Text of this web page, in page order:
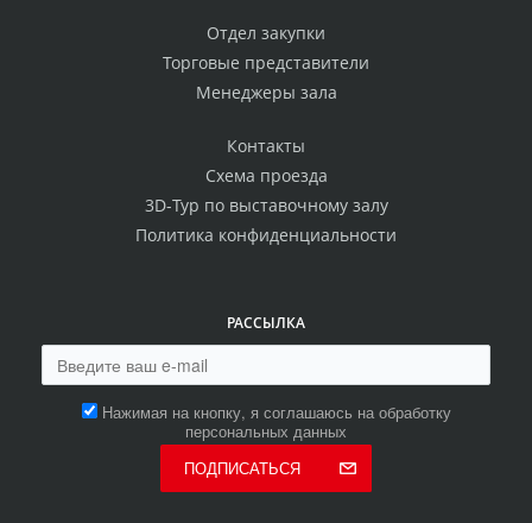
Отдел закупки
Торговые представители
Менеджеры зала
Контакты
Схема проезда
3D-Тур по выставочному залу
Политика конфиденциальности
РАССЫЛКА
Нажимая на кнопку, я соглашаюсь на обработку
персональных данных
ПОДПИСАТЬСЯ